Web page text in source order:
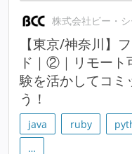
株式会社ビー・
【東京/神奈川】
ド｜②｜リモート
験を活かしてコミ
う！
java ruby
…